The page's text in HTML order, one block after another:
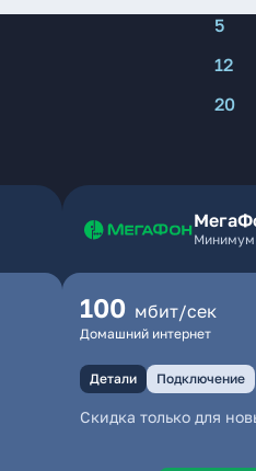
5
12
20
Минимум
100 мбит/сек
Домашний интернет
Детали Подключение
Скидка только для